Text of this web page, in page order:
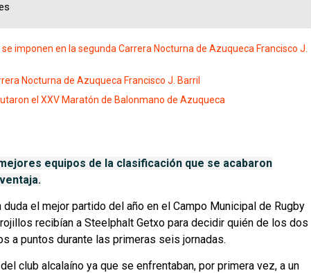
se imponen en la segunda Carrera Nocturna de Azuqueca Francisco J.
Nocturna de Azuqueca Francisco J. Barril
el XXV Maratón de Balonmano de Azuqueca
equipos de la clasificación que se acabaron
el mejor partido del año en el Campo Municipal de Rugby
recibían a Steelphalt Getxo para decidir quién de los dos
a puntos durante las primeras seis jornadas.
club alcalaíno ya que se enfrentaban, por primera vez, a un